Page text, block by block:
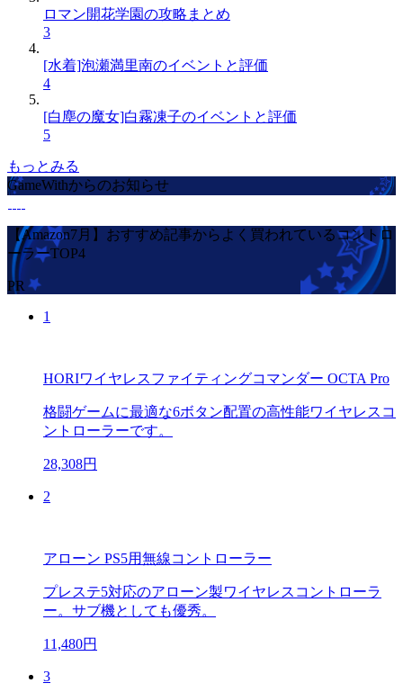
ロマン開花学園の攻略まとめ
3
[水着]泡瀬満里南のイベントと評価
4
[白塵の魔女]白霧凍子のイベントと評価
5
もっとみる
GameWithからのお知らせ
【Amazon7月】おすすめ記事からよく買われているコントロ
ーラーTOP4
PR
1
HORIワイヤレスファイティングコマンダー OCTA Pro
格闘ゲームに最適な6ボタン配置の高性能ワイヤレスコ
ントローラーです。
28,308円
2
アローン PS5用無線コントローラー
プレステ5対応のアローン製ワイヤレスコントローラ
ー。サブ機としても優秀。
11,480円
3